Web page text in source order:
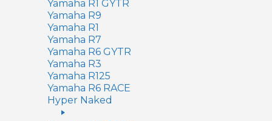
Yamaha R1 GYTR
Yamaha R9
Yamaha R1
Yamaha R7
Yamaha R6 GYTR
Yamaha R3
Yamaha R125
Yamaha R6 RACE
Hyper Naked